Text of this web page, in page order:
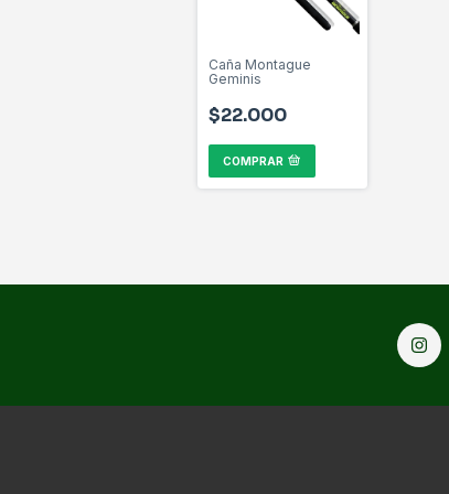
Caña Montague
Geminis
$22.000
COMPRAR